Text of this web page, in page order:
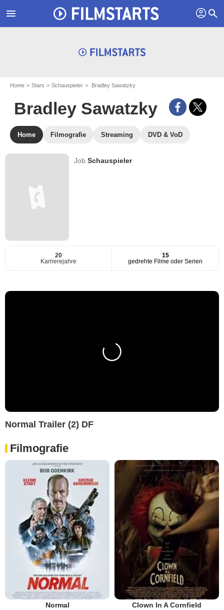
menu profil search
Home Stars Schauspieler Bradley Sawatzky
Bradley Sawatzky
Home Filmografie Streaming DVD & VoD
JobSchauspieler
20
Karrierejahre
15
gedrehte Filme oder Serien
Normal Trailer (2) DF
Filmografie
Normal Clown In A Cornfield